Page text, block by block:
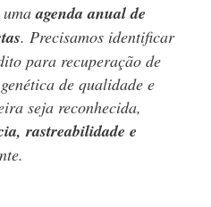
umaagenda anual de
. Precisamos identificar
para recuperação de
de qualidade e
seja reconhecida,
rastreabilidade e